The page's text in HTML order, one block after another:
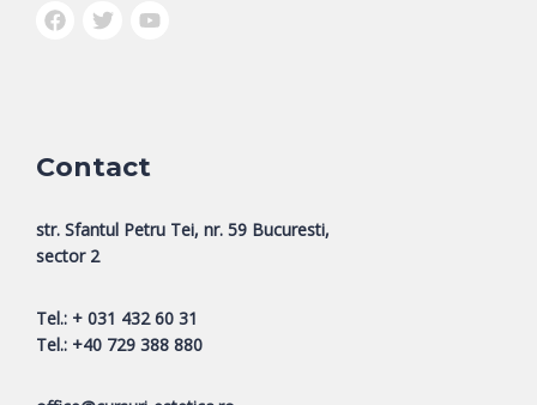
Contact
str. Sfantul Petru Tei, nr. 59 Bucuresti,
sector 2
Tel.: + 031 432 60 31
Tel.: +40 729 388 880